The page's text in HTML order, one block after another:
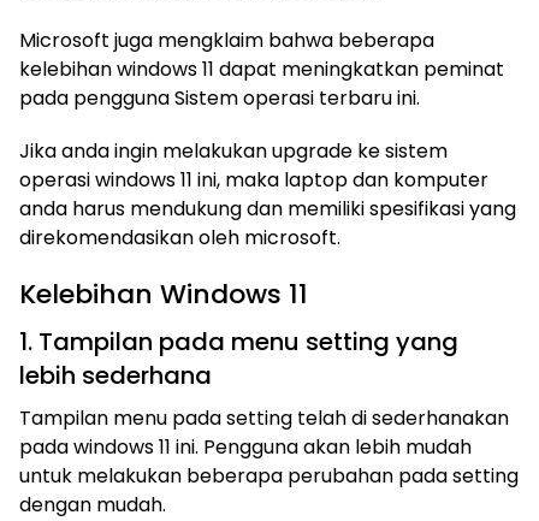
Microsoft juga mengklaim bahwa beberapa
kelebihan windows 11 dapat meningkatkan peminat
pada pengguna Sistem operasi terbaru ini.
Jika anda ingin melakukan upgrade ke sistem
operasi windows 11 ini, maka laptop dan komputer
anda harus mendukung dan memiliki spesifikasi yang
direkomendasikan oleh microsoft.
Kelebihan Windows 11
1. Tampilan pada menu setting yang
lebih sederhana
Tampilan menu pada setting telah di sederhanakan
pada windows 11 ini. Pengguna akan lebih mudah
untuk melakukan beberapa perubahan pada setting
dengan mudah.